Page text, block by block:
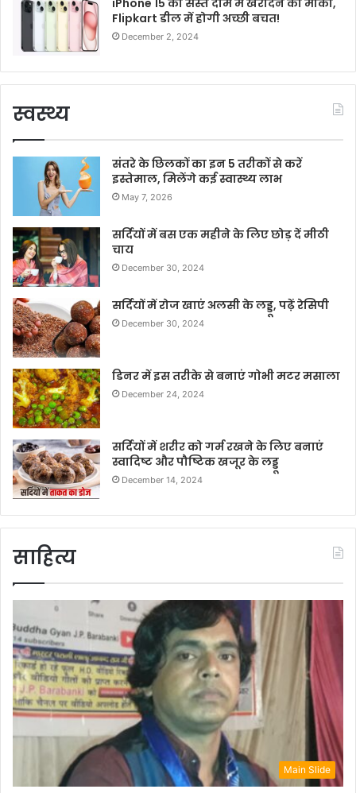
iPhone 15 को सस्ते दाम में खरीदने का मौका,
Flipkart डील में होगी अच्छी बचत!
December 2, 2024
स्वस्थ्य
संतरे के छिलकों का इन 5 तरीकों से करें
इस्तेमाल, मिलेंगे कई स्वास्थ्य लाभ
May 7, 2026
सर्दियों में बस एक महीने के लिए छोड़ दें मीठी
चाय
December 30, 2024
सर्दियों में रोज खाएं अलसी के लड्डू, पढ़ें रेसिपी
December 30, 2024
डिनर में इस तरीके से बनाएं गोभी मटर मसाला
December 24, 2024
सर्दियों में शरीर को गर्म रखने के लिए बनाएं
स्वादिष्ट और पौष्टिक खजूर के लड्डू
December 14, 2024
साहित्य
Main Slide